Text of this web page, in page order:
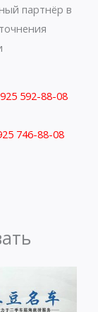
партнёр в
592-88-08
746-88-08